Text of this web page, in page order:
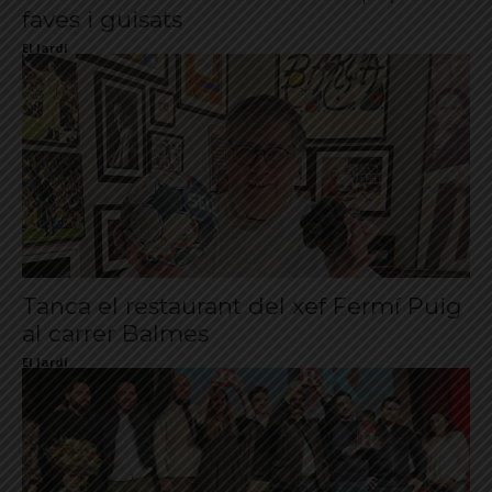
faves i guisats
El Jardí
Tanca el restaurant del xef Fermí Puig
al carrer Balmes
El Jardí